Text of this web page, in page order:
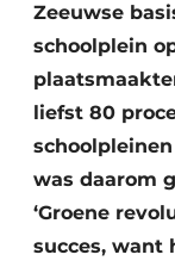
Zeeuwse
schoolplein
liefst 80
was daarom
‘Groene
succes, want